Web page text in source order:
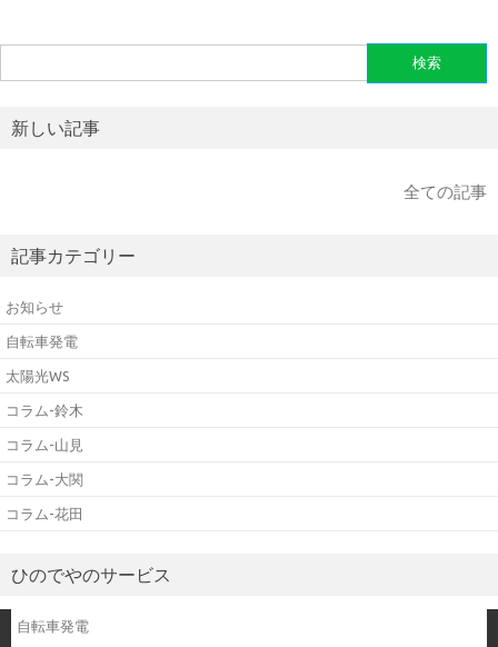
索:
新しい記事
全ての記事
記事カテゴリー
お知らせ
自転車発電
太陽光WS
コラム-鈴木
コラム-山見
コラム-大関
コラム-花田
ひのでやのサービス
自転車発電